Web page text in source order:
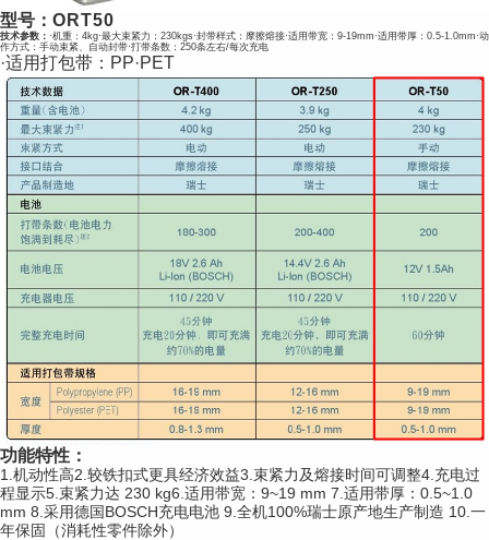
型号： ORT50
技术参数： ·机重：4kg·最大束紧力：230kgs·封带样式：摩擦熔接·适用带宽：9-19mm ·适用带厚：0.5-1.0mm ·动
作方式：手动束紧、自动封带·打带条数：250条左右/每次充电
·适用打包带：PP·PET
功能特性：
1.机动性高2.较铁扣式更具经济效益3.束紧力及熔接时间可调整4.充电过
程显示5.束紧力达 230 kg6.适用带宽：9~19 mm 7.适用带厚：0.5~1.0
mm 8.采用德国BOSCH充电电池 9.全机100%瑞士原产地生产制造 10.一
年保固（消耗性零件除外）